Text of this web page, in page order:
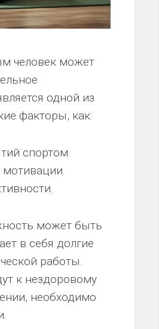
человек может
одной из
факторы, как:
спортом.
мотивации.
может быть
в себя долгие
работы.
к нездоровому
необходимо